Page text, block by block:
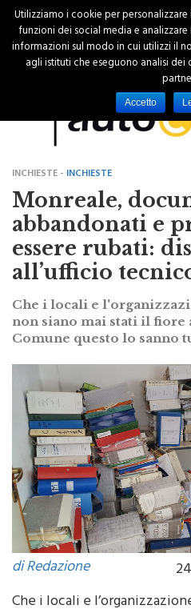
INCHIESTE -INCHIESTE
Monreale,
abbandonati e
essere rubati:
all’ufficio tecnico
Che i locali e
non siano mai stati il fiore
di Redazione
Utilizziamo i cookie per
funzioni dei social media e
informazioni sul modo in cui utilizzi il
agli istituti che eseguono analisi
Accetto